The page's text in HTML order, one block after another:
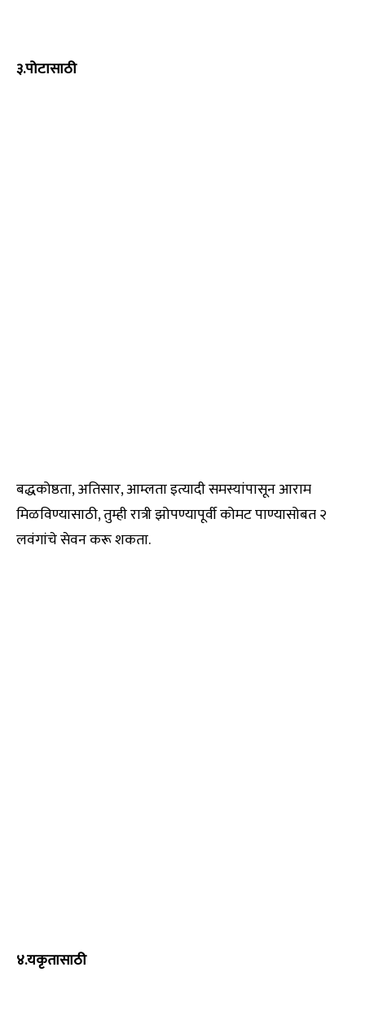
३.पोटासाठी
बद्धकोष्ठता, अतिसार, आम्लता इत्यादी समस्यांपासून आराम
मिळविण्यासाठी, तुम्ही रात्री झोपण्यापूर्वी कोमट पाण्यासोबत २
लवंगांचे सेवन करू शकता.
४.यकृतासाठी